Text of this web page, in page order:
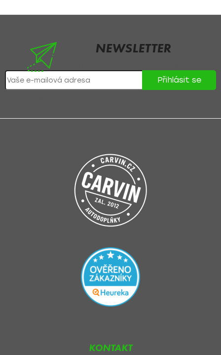
s
NEWSLETTER
Přihlásit se
KONTAKT